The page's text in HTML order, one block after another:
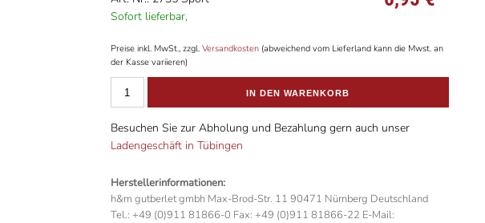
Sofort lieferbar,
Preise inkl. MwSt., zzgl. Versandkosten(abweichend vom Lieferland kann die Mwst. an
der Kasse variieren)
IN DEN WARENKORB
Besuchen Sie zur Abholung und Bezahlung gern auch unser
Ladengeschäft in Tübingen
Herstellerinformationen:
h&m gutberlet gmbh Max-Brod-Str. 11 90471 Nürnberg Deutschland
Tel.: +49 (0)911 81866-0 Fax: +49 (0)911 81866-22 E-Mail: